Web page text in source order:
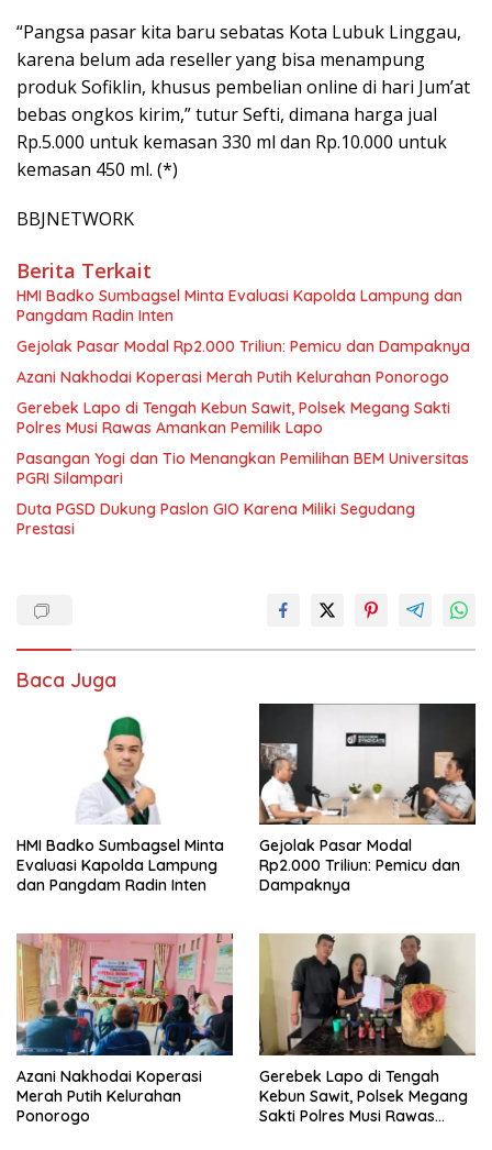
“Pangsa pasar kita baru sebatas Kota Lubuk Linggau,
karena belum ada reseller yang bisa menampung
produk Sofiklin, khusus pembelian online di hari Jum’at
bebas ongkos kirim,” tutur Sefti, dimana harga jual
Rp.5.000 untuk kemasan 330 ml dan Rp.10.000 untuk
kemasan 450 ml. (*)
BBJNETWORK
Berita Terkait
HMI Badko Sumbagsel Minta Evaluasi Kapolda Lampung dan
Pangdam Radin Inten
Gejolak Pasar Modal Rp2.000 Triliun: Pemicu dan Dampaknya
Azani Nakhodai Koperasi Merah Putih Kelurahan Ponorogo
Gerebek Lapo di Tengah Kebun Sawit, Polsek Megang Sakti
Polres Musi Rawas Amankan Pemilik Lapo
Pasangan Yogi dan Tio Menangkan Pemilihan BEM Universitas
PGRI Silampari
Duta PGSD Dukung Paslon GIO Karena Miliki Segudang
Prestasi
Baca Juga
HMI Badko Sumbagsel Minta
Evaluasi Kapolda Lampung
dan Pangdam Radin Inten
Gejolak Pasar Modal
Rp2.000 Triliun: Pemicu dan
Dampaknya
Azani Nakhodai Koperasi
Merah Putih Kelurahan
Ponorogo
Gerebek Lapo di Tengah
Kebun Sawit, Polsek Megang
Sakti Polres Musi Rawas